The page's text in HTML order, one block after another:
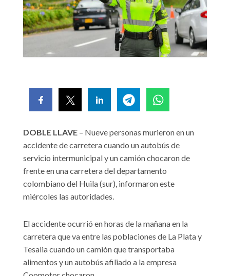
DOBLE LLAVE – Nueve personas murieron en un
accidente de carretera cuando un autobús de
servicio intermunicipal y un camión chocaron de
frente en una carretera del departamento
colombiano del Huila (sur), informaron este
miércoles las autoridades.
El accidente ocurrió en horas de la mañana en la
carretera que va entre las poblaciones de La Plata y
Tesalia cuando un camión que transportaba
alimentos y un autobús afiliado a la empresa